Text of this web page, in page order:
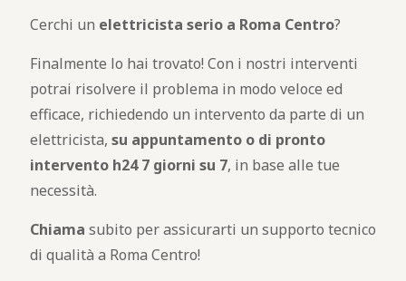
Cerchi un elettricista serio a Roma Centro?
Finalmente lo hai trovato! Con i nostri interventi
potrai risolvere il problema in modo veloce ed
efficace, richiedendo un intervento da parte di un
elettricista, su appuntamento o di pronto
intervento h24 7 giorni su 7, in base alle tue
necessità.
Chiama subito per assicurarti un supporto tecnico
di qualità a Roma Centro!